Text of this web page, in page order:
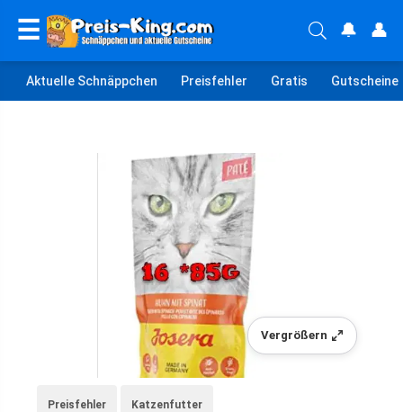
☰ 🔔 👤
Aktuelle Schnäppchen Preisfehler Gratis Gutscheine
Vergrößern
Preisfehler Katzenfutter